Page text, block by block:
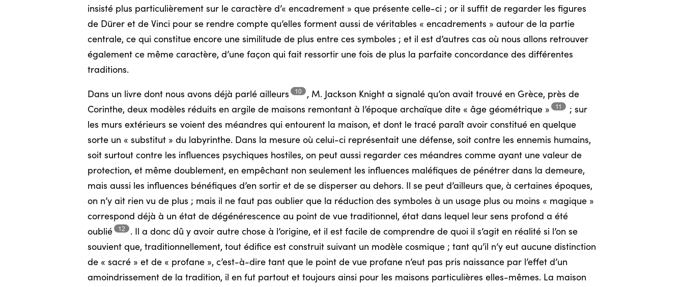
insisté plus particulièrement sur le caractère d’« encadrement » que présente celle-ci ; or il suffit de regarder les figures
de Dürer et de Vinci pour se rendre compte qu’elles forment aussi de véritables « encadrements » autour de la partie
centrale, ce qui constitue encore une similitude de plus entre ces symboles ; et il est d’autres cas où nous allons retrouver
également ce même caractère, d’une façon qui fait ressortir une fois de plus la parfaite concordance des différentes
traditions.
Dans un livre dont nous avons déjà parlé ailleurs 10 , M. Jackson Knight a signalé qu’on avait trouvé en Grèce, près de
Corinthe, deux modèles réduits en argile de maisons remontant à l’époque archaïque dite « âge géométrique » 11 ; sur
les murs extérieurs se voient des méandres qui entourent la maison, et dont le tracé paraît avoir constitué en quelque
sorte un « substitut » du labyrinthe. Dans la mesure où celui-ci représentait une défense, soit contre les ennemis humains,
soit surtout contre les influences psychiques hostiles, on peut aussi regarder ces méandres comme ayant une valeur de
protection, et même doublement, en empêchant non seulement les influences maléfiques de pénétrer dans la demeure,
mais aussi les influences bénéfiques d’en sortir et de se disperser au dehors. Il se peut d’ailleurs que, à certaines époques,
on n’y ait rien vu de plus ; mais il ne faut pas oublier que la réduction des symboles à un usage plus ou moins « magique »
correspond déjà à un état de dégénérescence au point de vue traditionnel, état dans lequel leur sens profond a été
oublié
12 .Il a donc dû y avoir autre chose à l’origine, et il est facile de comprendre de quoi il s’agit en réalité si l’on se
souvient que, traditionnellement, tout édifice est construit suivant un modèle cosmique ; tant qu’il n’y eut aucune distinction
de « sacré » et de « profane », c’est-à-dire tant que le point de vue profane n’eut pas pris naissance par l’effet d’un
amoindrissement de la tradition, il en fut partout et toujours ainsi pour les maisons particulières elles-mêmes. La maison